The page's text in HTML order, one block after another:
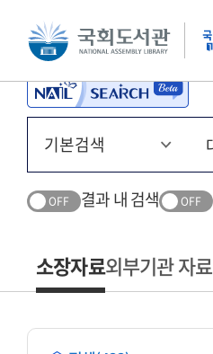
본문 바로가기 주메뉴 바로가기
OFF 결과 내 검색 OFF
소장자료외부기관 자료